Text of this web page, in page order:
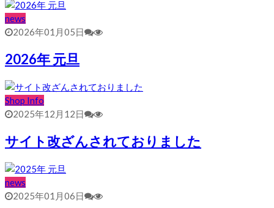
news
2026年01月05日
2026年 元旦
Shop Info
2025年12月12日
サイト改ざんされておりました
news
2025年01月06日